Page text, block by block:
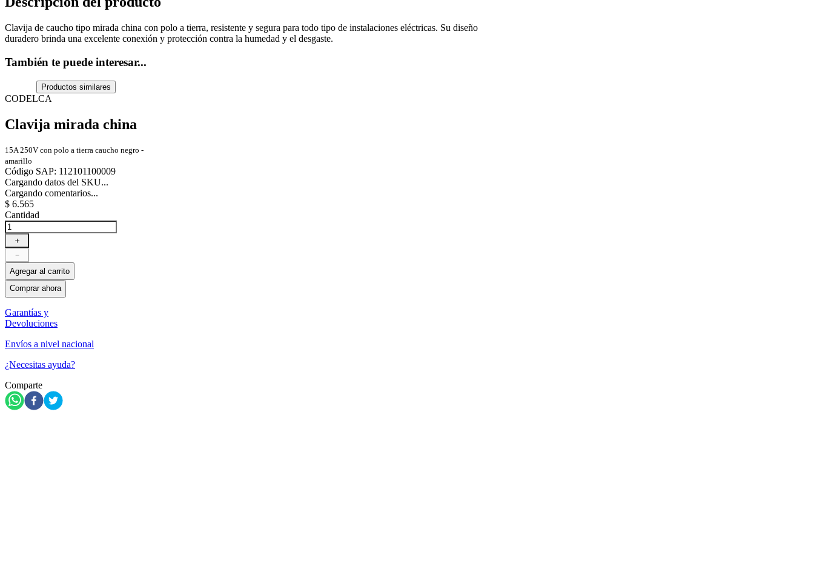
Clavija de caucho tipo mirada china con polo a tierra, resistente y segura para todo tipo de instalaciones eléctricas. Su diseño
duradero brinda una excelente conexión y protección contra la humedad y el desgaste.
También te puede interesar...
Productos similares
CODELCA
Clavija mirada china
15A 250V con polo a tierra caucho negro -
amarillo
Código SAP: 112101100009
Cargando datos del SKU...
Cargando comentarios...
$ 6.565
Cantidad
＋
－
Agregar al carrito
Comprar ahora
Garantías y
Devoluciones
Envíos a nivel nacional
¿Necesitas ayuda?
Comparte